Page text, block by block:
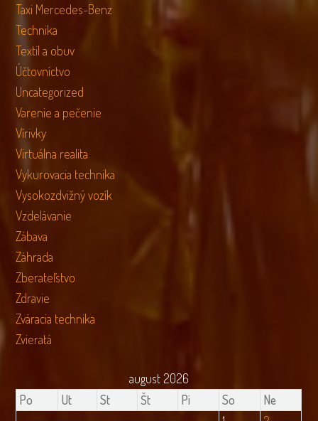
Taxi Mercedes-Benz
Technika
Textil a obuv
Účtovníctvo
Uncategorized
Varenie a pečenie
Vírivky
Virtuálna realita
Vykurovacia technika
Vysokozdvižný vozík
Vzdelávanie
Zábava
Záhrada
Zberateľstvo
Zdravie
Zváracia technika
Zvieratá
august 2026
Po
Ut St Št Pi So
Ne